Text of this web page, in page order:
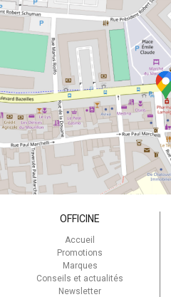
OFFICINE
Accueil
Promotions
Marques
Conseils et actualités
Newsletter